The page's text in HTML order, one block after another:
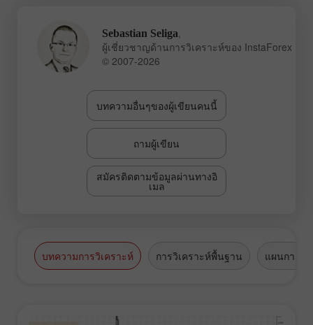
Sebastian Seliga
ผู้เชี่ยวชาญด้านการวิเคราะห์ของ InstaForex
© 2007-2026
บทความอื่นๆของผู้เขียนคนนี้
ถามผู้เขียน
สมัครติดตามข้อมูลผ่านทางอิ
เมล
บทความการวิเคราะห์ การวิเคราะห์พื้นฐาน แผนการซื้